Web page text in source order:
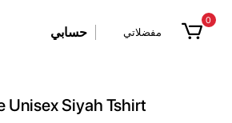
حسابي مفضلاتي
0
Unisex Siyah Tshirt